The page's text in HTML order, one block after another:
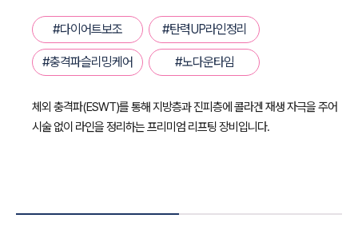
#다이어트보조 #탄력UP라인정리
#충격파슬리밍케어 #노다운타임
체외 충격파(ESWT)를 통해 지방층과 진피층에 콜라겐 재생 자극을 주어
시술 없이 라인을 정리하는 프리미엄 리프팅 장비입니다.